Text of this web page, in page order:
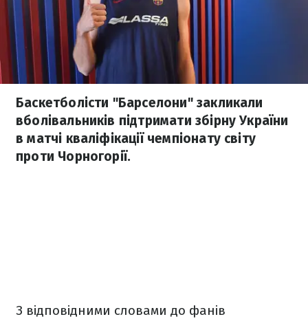
Баскетболісти "Барселони" закликали
вболівальників підтримати збірну України
в матчі кваліфікації чемпіонату світу
проти Чорногорії.
З відповідними словами до фанів